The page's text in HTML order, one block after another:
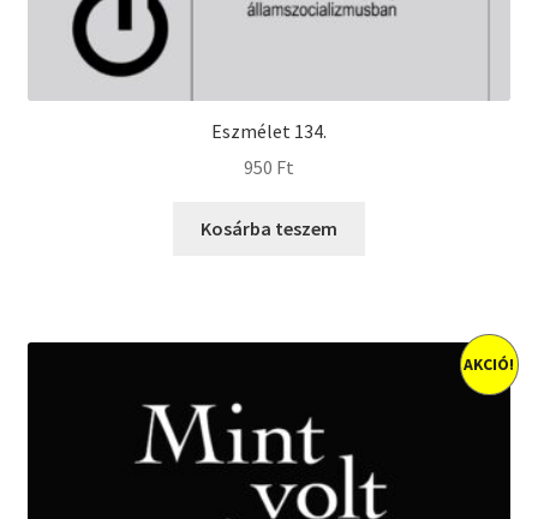
Eszmélet 134.
950 Ft
Kosárba teszem
AKCIÓ!